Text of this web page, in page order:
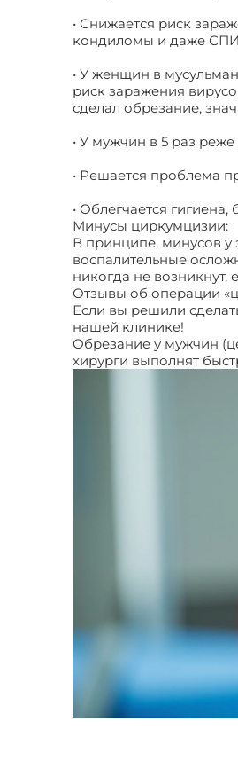
• Снижается риск
кондиломы и даже
• У женщин в
риск заражения
сделал обрезание,
• У мужчин в 5 раз
• Решается проблема
• Облегчается
Минусы циркумцизии:
В принципе, минусов у
воспалительные
никогда не
Отзывы об операции
Если вы решили
нашей клинике!
Обрезание у мужчин
хирурги выполнят